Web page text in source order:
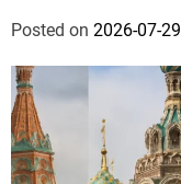
Posted on 2026-07-29